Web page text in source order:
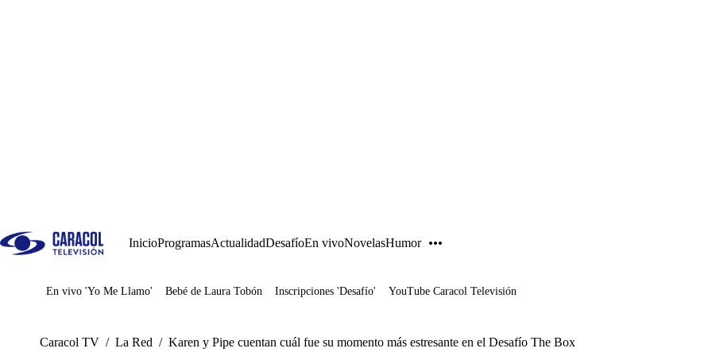
InicioProgramasActualidadDesafíoEn vivoNovelasHumor
Juegos
En vivo 'Yo Me Llamo' Bebé de Laura Tobón Inscripciones 'Desafío' YouTube Caracol Televisión
Caracol TV / La Red / Karen y Pipe cuentan cuál fue su momento más estresante en el Desafío The Box